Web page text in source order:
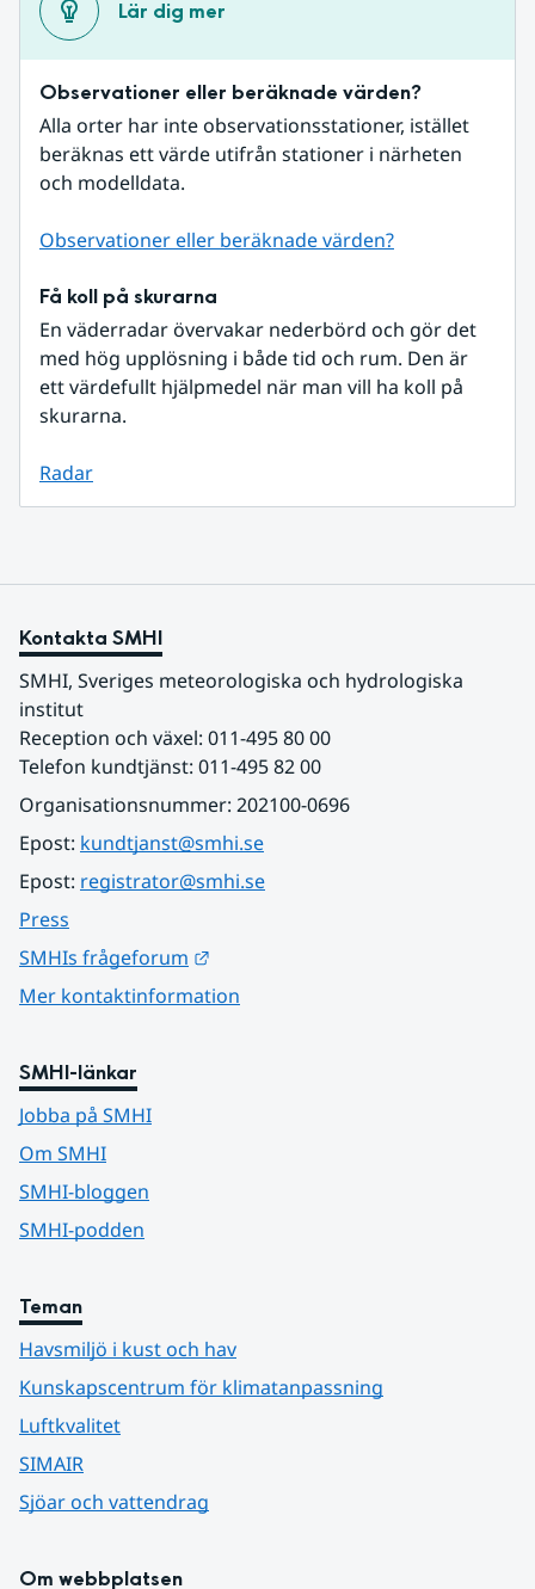
Lär dig mer
Observationer eller beräknade värden?
Alla orter har inte observationsstationer, istället
beräknas ett värde utifrån stationer i närheten
och modelldata.
Observationer eller beräknade värden?
Få koll på skurarna
En väderradar övervakar nederbörd och gör det
med hög upplösning i både tid och rum. Den är
ett värdefullt hjälpmedel när man vill ha koll på
skurarna.
Radar
Kontakta SMHI
SMHI, Sveriges meteorologiska och hydrologiska
institut
Reception och växel: 011-495 80 00
Telefon kundtjänst: 011-495 82 00
Organisationsnummer: 202100-0696
Epost: kundtjanst@smhi.se
Epost: registrator@smhi.se
Press
SMHIs frågeforum
Mer kontaktinformation
SMHI-länkar
Jobba på SMHI
Om SMHI
SMHI-bloggen
SMHI-podden
Teman
Havsmiljö i kust och hav
Kunskapscentrum för klimatanpassning
Luftkvalitet
SIMAIR
Sjöar och vattendrag
Om webbplatsen